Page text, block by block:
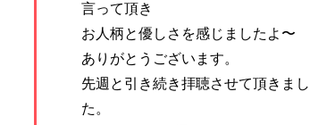
言って頂き
お人柄と優しさを感じましたよ〜
ありがとうございます。
先週と引き続き拝聴させて頂きまし
た。